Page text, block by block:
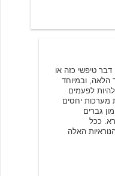
טיפשי כזה או
ובמיוחד
לפעמים
מערכות יחסים
גברים
ככל
האלה